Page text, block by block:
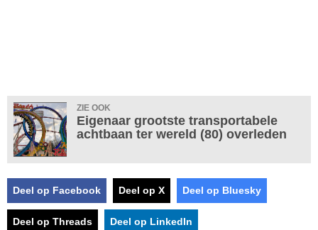
ZIE OOK
Eigenaar grootste transportabele
achtbaan ter wereld (80) overleden
Deel op Facebook Deel op X Deel op Bluesky
Deel op Threads Deel op LinkedIn